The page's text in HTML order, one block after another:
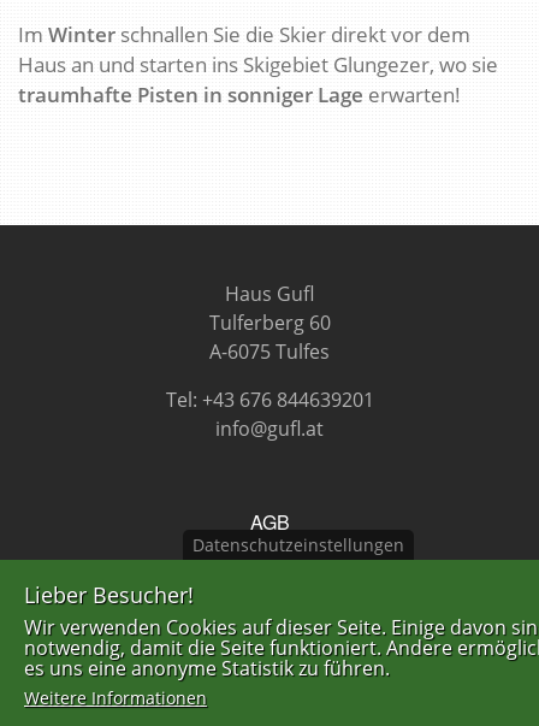
Im Winter schnallen Sie die Skier direkt vor dem
Haus an und starten ins Skigebiet Glungezer, wo sie
traumhafte Pisten in sonniger Lage erwarten!
Haus Gufl
Tulferberg 60
A-6075 Tulfes
Tel: +43 676 844639201
info@gufl.at
AGB
Impressum
Datenschutzeinstellungen
Lieber Besucher!
Wir verwenden Cookies auf dieser Seite. Einige davon
notwendig, damit die Seite funktioniert. Andere
es uns eine anonyme Statistik zu führen.
Weitere Informationen